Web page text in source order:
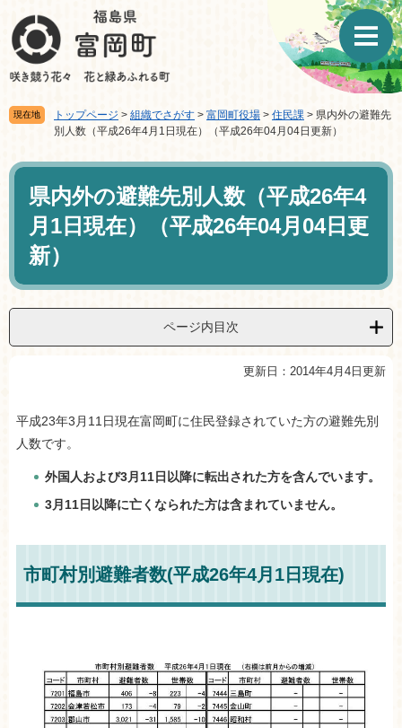
ジ
先
頭
で
ュ
を
飛
ば
現在地 トップページ > 組織でさがす > 富岡町役場 > 住民課 > 県内外の避難先
別人数（平成26年4月1日現在）（平成26年04月04日更新）
本
県内外の避難先別人数（平成26年4
月1日現在）（平成26年04月04日更
新）
ページ内目次
更新日：2014年4月4日更新
平成23年3月11日現在富岡町に住民登録されていた方の避難先別
人数です。
外国人および3月11日以降に転出された方を含んでいます。
3月11日以降に亡くなられた方は含まれていません。
市町村別避難者数(平成26年4月1日現在)